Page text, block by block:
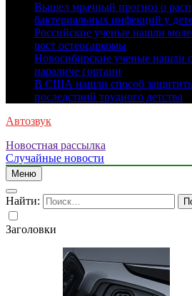
Вышел мрачный прогноз о
бактериальных инфекций у
Российские ученые нашли
рост остеосаркомы
Новосибирские ученые нашли
параличе гортани
В США нашли способ защитить
последствий трудного детства
Автозвук
Новостная рассылка
Случайные новости
Меню
Найти:
Заголовки